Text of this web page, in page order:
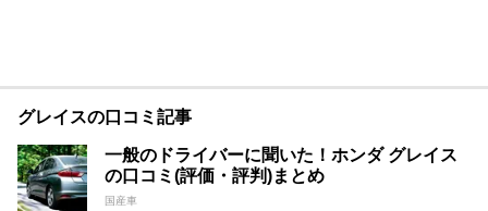
グレイスの口コミ記事
一般のドライバーに聞いた！ホンダ グレイス
の口コミ(評価・評判)まとめ
国産車